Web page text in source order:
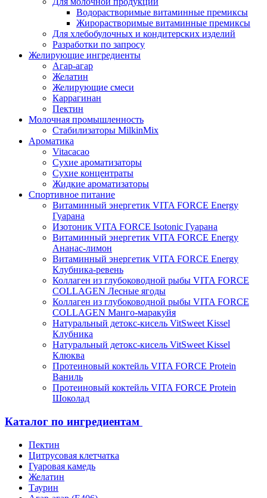
Водорастворимые витаминные премиксы
Жирорастворимые витаминные премиксы
Для хлебобулочных и кондитерских изделий
Разработки по запросу
Желирующие ингредиенты
Агар-агар
Желатин
Желирующие смеси
Каррагинан
Пектин
Молочная промышленность
Стабилизаторы MilkinMix
Ароматика
Vitacacao
Сухие ароматизаторы
Сухие концентраты
Жидкие ароматизаторы
Спортивное питание
Витаминный энергетик VITA FORCE Energy
Гуарана
Изотоник VITA FORCE Isotonic Гуарана
Витаминный энергетик VITA FORCE Energy
Ананас-лимон
Витаминный энергетик VITA FORCE Energy
Клубника-ревень
Коллаген из глубоководной рыбы VITA FORCE
COLLAGEN Лесные ягоды
Коллаген из глубоководной рыбы VITA FORCE
COLLAGEN Манго-маракуйя
Натуральный детокс-кисель VitSweet Kissel
Клубника
Натуральный детокс-кисель VitSweet Kissel
Клюква
Протеиновый коктейль VITA FORCE Protein
Ваниль
Протеиновый коктейль VITA FORCE Protein
Шоколад
Каталог по ингредиентам
Пектин
Цитрусовая клетчатка
Гуаровая камедь
Желатин
Таурин